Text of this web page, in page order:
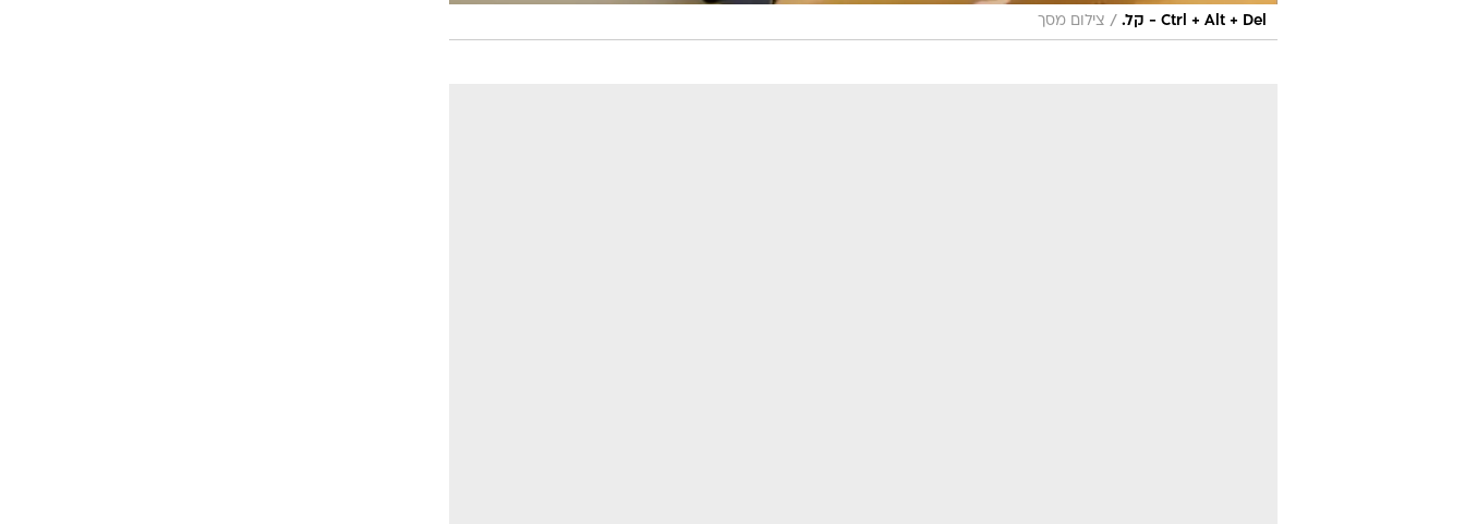
Ctrl + Alt + Del - קל. / צילום מסך